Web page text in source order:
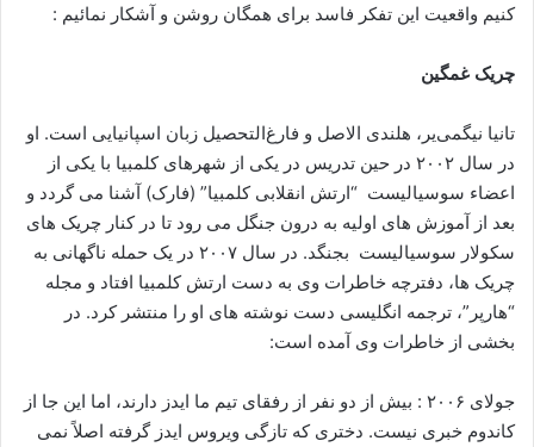
کنیم واقعیت این تفکر فاسد برای همگان روشن و آشکار نمائیم :
چریک غمگین
تانیا نیگمی‌یر، هلندی الاصل و فارغ‌التحصیل زبان اسپانیایی است. او
در سال ۲۰۰۲ در حین تدریس در یکی از شهرهای کلمبیا با یکی از
اعضاء سوسیالیست “ارتش انقلابی کلمبیا” (فارک) آشنا می ‌گردد و
بعد از آموزش‌ های اولیه به درون جنگل می ‌رود تا در کنار چریک ‌های
سکولار سوسیالیست بجنگد. در سال ۲۰۰۷ در یک حمله‌ ناگهانی به
چریک‌ ها، دفترچه خاطرات وی به دست ارتش کلمبیا افتاد و مجله
“هارپر”، ترجمه‌ انگلیسی دست ‌نوشته ‌های او را منتشر کرد. در
بخشی از خاطرات وی آمده است:
جولای ۲۰۰۶ : بیش از دو نفر از رفقای تیم ما ایدز دارند، اما این جا از
کاندوم خبری نیست. دختری که تاز‌گی ویروس ایدز گرفته اصلاً نمی